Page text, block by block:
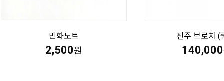
민화노트
2,500원
진주 브로치 (
140,000